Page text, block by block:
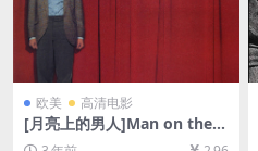
欧美 高清电影
[月亮上的男人]Man on the
Moon (1999)[百度网盘+夸克